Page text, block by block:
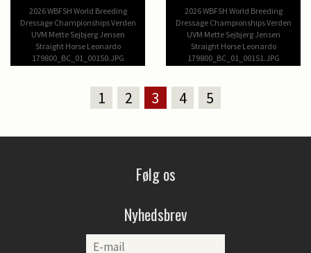
2026 WBFSH World Breeding
Dressage Championships Verden
UVM Mette Sejbjerg Jensen
Straight Horse Leonardo
179800_BC_01_00150.JPG
2026 WBFSH World Breeding
Dressage Championships Verden
UVM Mette Sejbjerg Jensen
Straight Horse Leonardo
179800_BC_01_00151.JPG
1 2 3 4 5
Følg os
Nyhedsbrev